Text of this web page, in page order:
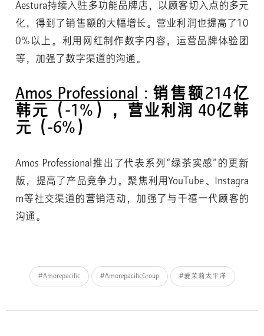
Aestura持续入驻多功能品牌店，以顾客切入点的多元
化，得到了销售额的大幅增长。营业利润也提高了10
0%以上。利用网红制作数字内容，运营品牌体验团
等，加强了数字渠道的沟通。
Amos Professional : 销售额214亿
韩元（-1%），营业利润 40亿韩
元（-6%）
Amos Professional推出了代表系列“绿茶实感”的更新
版，提高了产品竞争力。聚焦利用YouTube、Instagra
m等社交渠道的营销活动，加强了与千禧一代顾客的
沟通。
#Amorepacific #AmorepacificGroup #爱茉莉太平洋